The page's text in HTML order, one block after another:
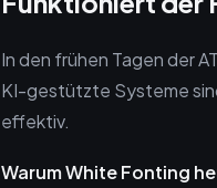
In den frühen Tagen der
KI-gestützte Systeme
effektiv.
Warum White Fonting